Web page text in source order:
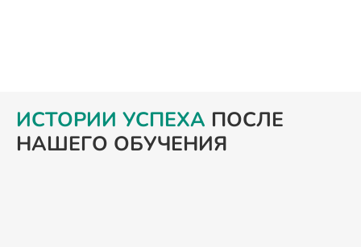
ИСТОРИИ УСПЕХА ПОСЛЕ
НАШЕГО ОБУЧЕНИЯ